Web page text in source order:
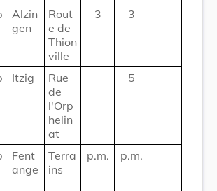
Alzin
gen
Rout
e de
Thion
ville
3 3
Itzig
Rue
de
l'Orp
helin
at
5
Fent
ange
Terra
ins
p.m. p.m.